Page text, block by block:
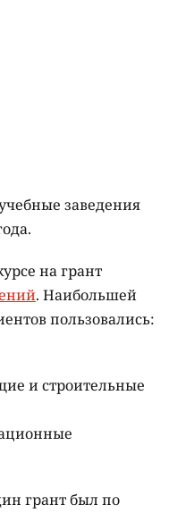
заведения
на грант
. Наибольшей
пользовались:
и строительные
грант был по